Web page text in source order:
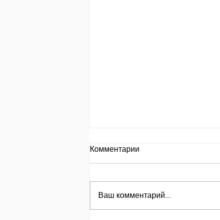
День за днем.
День 653 Пр.24:8: «Кто
מְחַשֵּׁב לְהָרֵעַ; לוֹ, בַּעַל־מְזִמּוֹת יִקְרָאוּ׃
Кто замышляет творить зло,
Комментарии
Ваш комментарий...